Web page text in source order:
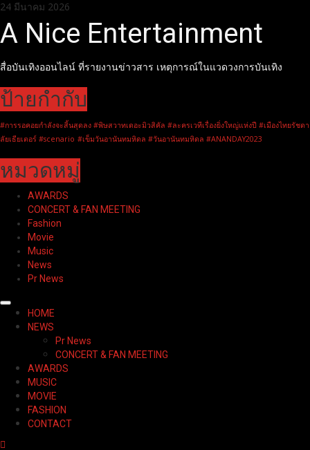
Skip
to
content
24 มีนาคม 2026
A Nice Entertainment
สื่อบันเทิงออนไลน์ ที่รายงานข่าวสาร เหตุการณ์ในแวดวงการบันเทิง
ป้ายกำกับ
#การรอคอยกำลังจะสิ้นสุดลง #พิษสวาทเดอะมิวสิคัล #ละครเวทีเรื่องยิ่งใหญ่แห่งปี #เมืองไทยรัชดา
ลัยเธียเตอร์ #scenario #เข็มวันอานันทมหิดล #วันอานันทมหิดล #ANANDAY2023
หมวดหมู่
AWARDS
CONCERT & FAN MEETING
Fashion
Movie
Music
News
Pr News
Primary
Menu
HOME
NEWS
Pr News
CONCERT & FAN MEETING
AWARDS
MUSIC
MOVIE
FASHION
CONTACT